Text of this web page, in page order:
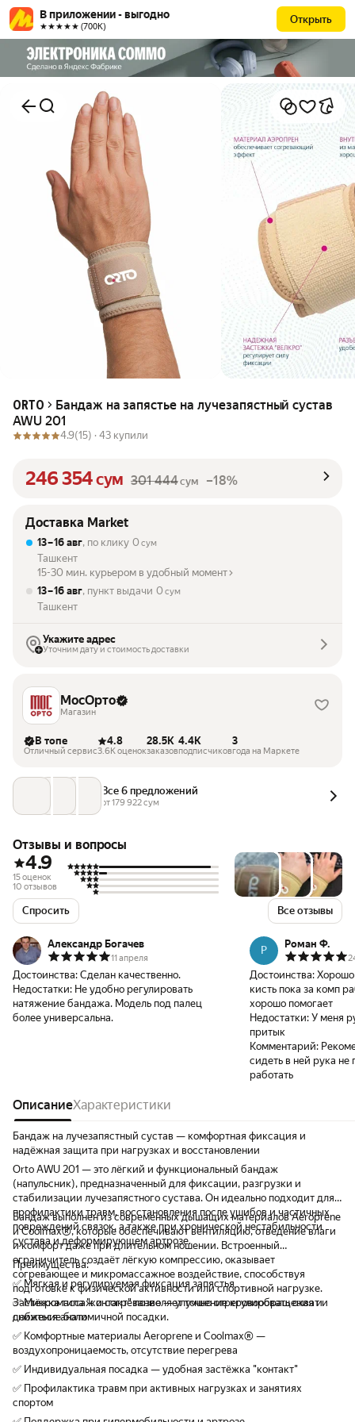
В приложении - выгодно
★★★★★ (700К)
Открыть
ORTO
Бандаж на запястье на лучезапястный сустав
AWU 201
4.9(15) · 43 купили
246 354сум 301 444сум –18%
Доставка Market
13 – 16 авг, по клику 0 сум
Ташкент
15-30 мин. курьером в удобный момент
13 – 16 авг, пункт выдачи 0 сум
Ташкент
Укажите адрес
Уточним дату и стоимость доставки
МосОрто
Магазин
В топе
Отличный сервис
4.8
3.6K оценок
28.5K
заказов
4.4K
подписчиков
3
года на Маркете
Все 6 предложений
от 179 922 сум
Отзывы и вопросы
4.9
15 оценок
10 отзывов
Спросить Все отзывы
Александр Богачев
11 апреля
Достоинства: Сделан качественно.
Недостатки: Не удобно регулировать
натяжение бандажа. Модель под палец
более универсальна.
Р
Роман Ф.
Достоинства: Хорошо
кисть пока за комп
хорошо помогает
Недостатки: У меня
притык
Комментарий:
сидеть в ней рука не
работать
ОписаниеХарактеристики
Бандаж на лучезапястный сустав — комфортная фиксация и
надёжная защита при нагрузках и восстановлении
Orto AWU 201 — это лёгкий и функциональный бандаж
(напульсник), предназначенный для фиксации, разгрузки и
стабилизации лучезапястного сустава. Он идеально подходит для
профилактики травм, восстановления после ушибов и частичных
повреждений связок, а также при хронической нестабильности
сустава и деформирующем артрозе.
Бандаж выполнен из современных дышащих материалов Aeroprene
и Coolmax®, которые обеспечивают вентиляцию, отведение влаги
и комфорт даже при длительном ношении. Встроенный
ограничитель создаёт лёгкую компрессию, оказывает
согревающее и микромассажное воздействие, способствуя
подготовке к физической активности или спортивной нагрузке.
Застёжка типа "контакт" позволяет точно отрегулировать охват и
добиться анатомичной посадки.
Преимущества:
✅ Мягкая и регулируемая фиксация запястья
✅ Микромассаж и согревание — улучшение кровообращения и
снижение боли
✅ Комфортные материалы Aeroprene и Coolmax® —
воздухопроницаемость, отсутствие перегрева
✅ Индивидуальная посадка — удобная застёжка "контакт"
✅ Профилактика травм при активных нагрузках и занятиях
спортом